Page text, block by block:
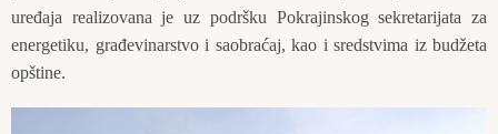
uređaja realizovana je uz podršku Pokrajinskog sekretarijata za
energetiku, građevinarstvo i saobraćaj, kao i sredstvima iz budžeta
opštine.